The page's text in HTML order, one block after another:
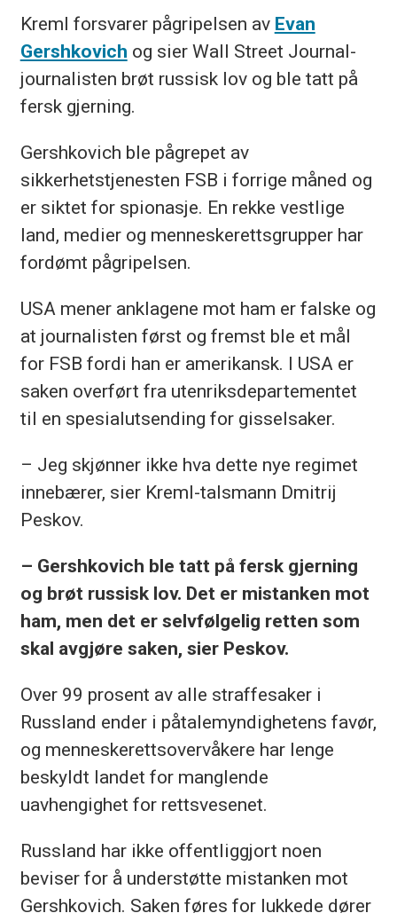
Kreml forsvarer pågripelsen av Evan
Gershkovich og sier Wall Street Journal-
journalisten brøt russisk lov og ble tatt på
fersk gjerning.
Gershkovich ble pågrepet av
sikkerhetstjenesten FSB i forrige måned og
er siktet for spionasje. En rekke vestlige
land, medier og menneskerettsgrupper har
fordømt pågripelsen.
USA mener anklagene mot ham er falske og
at journalisten først og fremst ble et mål
for FSB fordi han er amerikansk. I USA er
saken overført fra utenriksdepartementet
til en spesialutsending for gisselsaker.
– Jeg skjønner ikke hva dette nye regimet
innebærer, sier Kreml-talsmann Dmitrij
Peskov.
– Gershkovich ble tatt på fersk gjerning
og brøt russisk lov. Det er mistanken mot
ham, men det er selvfølgelig retten som
skal avgjøre saken, sier Peskov.
Over 99 prosent av alle straffesaker i
Russland ender i påtalemyndighetens favør,
og menneskerettsovervåkere har lenge
beskyldt landet for manglende
uavhengighet for rettsvesenet.
Russland har ikke offentliggjort noen
beviser for å understøtte mistanken mot
Gershkovich. Saken føres for lukkede dører